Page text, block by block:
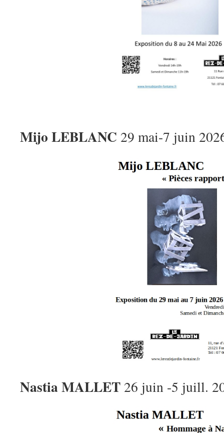
Mijo LEBLANC 29 mai-7 juin
Nastia MALLET 26 juin -5 juill.